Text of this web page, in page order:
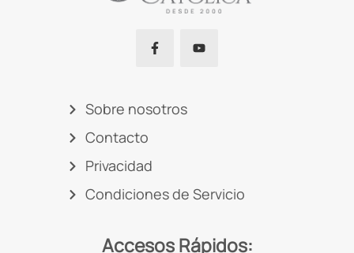
Sobre nosotros
Contacto
Privacidad
Condiciones de Servicio
Accesos Rápidos: